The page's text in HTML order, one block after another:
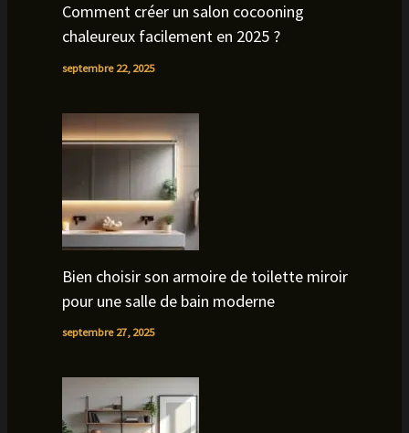
Comment créer un salon cocooning
chaleureux facilement en 2025 ?
septembre 22, 2025
Bien choisir son armoire de toilette miroir
pour une salle de bain moderne
septembre 27, 2025